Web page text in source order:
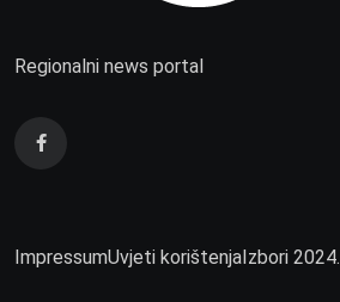
Regionalni news portal
ImpressumUvjeti korištenjaIzbori 2024.